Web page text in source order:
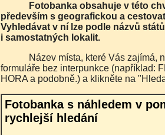
Fotobanka obsahuje v této chvíli 7482 fotografií
především s geografickou a
Vyhledávat v ní lze podle názvů
i samostatných lokalit.
Název místa, které Vás zajímá, napište do vyhledávacího
formuláře bez interpunkce (například:
HORA a podobně.) a klikněte na
Fotobanka s náhledem v
rychlejší hledání